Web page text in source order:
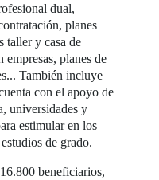
dual,
planes
taller y casa de
empresas, planes de
También incluye
con el apoyo de
universidades y
estimular en los
de grado.
beneficiarios,